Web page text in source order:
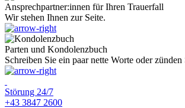
Ansprechpartner:innen für Ihren Trauerfall
Wir stehen Ihnen zur Seite.
Parten und Kondolenzbuch
Schreiben Sie ein paar nette Worte oder
Störung 24/7
+43 3847 2600